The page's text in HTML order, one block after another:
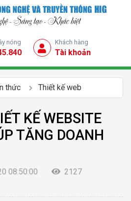
nóng Khách hàng
Tài khoản
thức Thiết kế web
KẾ WEBSITE
TĂNG DOANH
08:50:00
2127